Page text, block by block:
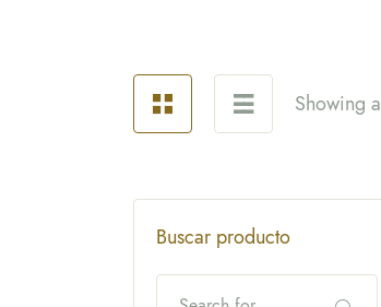
Showing
Buscar producto